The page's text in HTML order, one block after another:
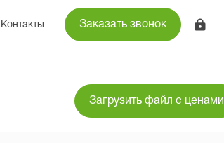
Контакты Заказать звонок
Загрузить файл с ценами